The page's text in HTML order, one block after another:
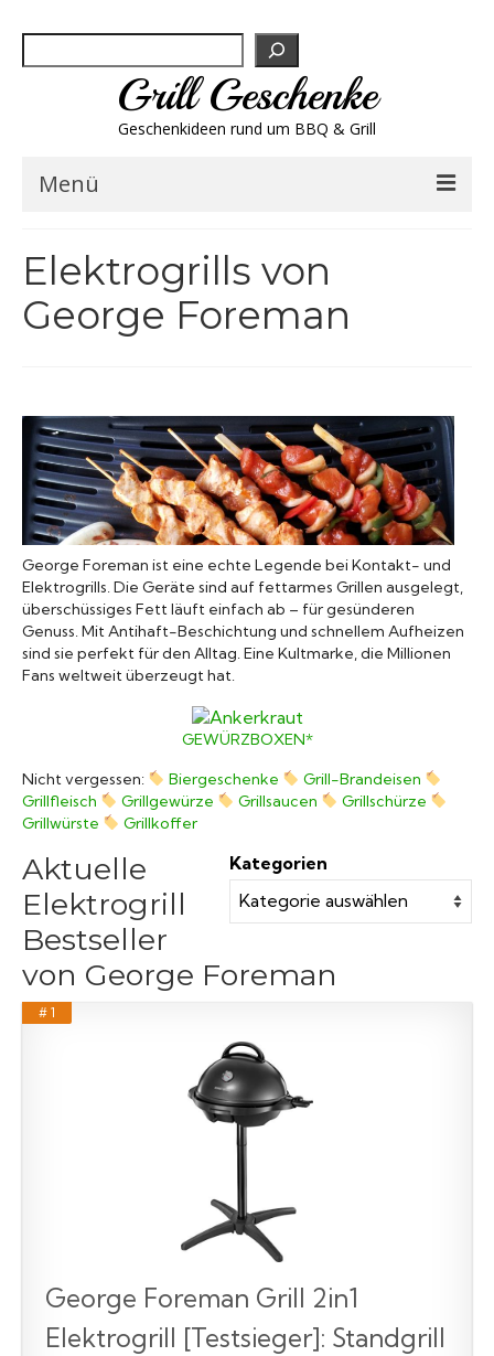
Grill Geschenke
Geschenkideen rund um BBQ & Grill
Menü
Grillfleisch & Wurst
Grillgewürze
Grillsaucen
Bücher
Elektrogrills von
George Foreman
George Foreman ist eine echte Legende bei Kontakt- und
Elektrogrills. Die Geräte sind auf fettarmes Grillen ausgelegt,
überschüssiges Fett läuft einfach ab – für gesünderen
Genuss. Mit Antihaft-Beschichtung und schnellem Aufheizen
sind sie perfekt für den Alltag. Eine Kultmarke, die Millionen
Fans weltweit überzeugt hat.
GEWÜRZBOXEN*
Nicht vergessen:
Biergeschenke
Grill-Brandeisen
Grillfleisch
Grillgewürze Grillsaucen
Grillschürze
Grillwürste
Grillkoffer
Kategorien
Aktuelle
Elektrogrill
Bestseller
von George Foreman
# 1
George Foreman Grill 2in1
Elektrogrill [Testsieger]: Standgrill